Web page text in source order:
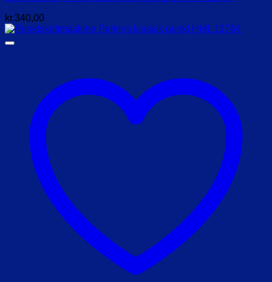
kr.340,00